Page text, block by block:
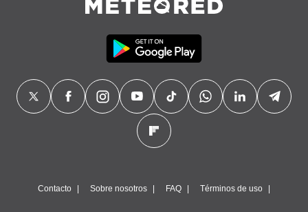
Contacto Sobre nosotros FAQ Términos de uso